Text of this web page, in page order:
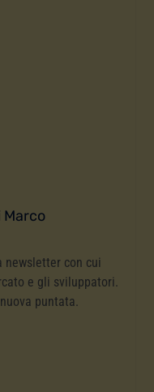
Marco
newsletter con cui
e gli sviluppatori.
puntata.